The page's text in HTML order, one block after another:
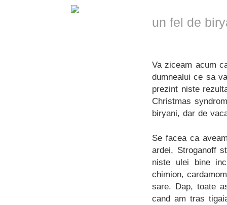
un fel de
Va ziceam acum
dumnealui ce sa
prezint niste
Christmas
biryani, dar de
Se facea ca
ardei, Stroganoff
niste ulei bine
chimion,
sare. Dap, toate
cand am tras